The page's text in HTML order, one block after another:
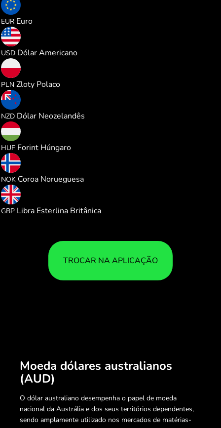
EUR Euro
USD Dólar Americano
PLN Zloty Polaco
NZD Dólar Neozelandês
HUF Forint Húngaro
NOK Coroa Norueguesa
GBP Libra Esterlina Britânica
TROCAR NA APLICAÇÃO
Moeda dólares australianos
(AUD)
O dólar australiano desempenha o papel de moeda
nacional da Austrália e dos seus territórios dependentes,
sendo amplamente utilizado nos mercados de matérias-